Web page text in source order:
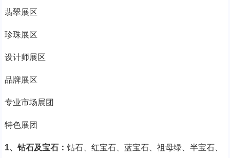
翡翠展区
珍珠展区
设计师展区
品牌展区
专业市场展团
特色展团
1、钻石及宝石： 钻石、红宝石、蓝宝石、祖母绿、半宝石、